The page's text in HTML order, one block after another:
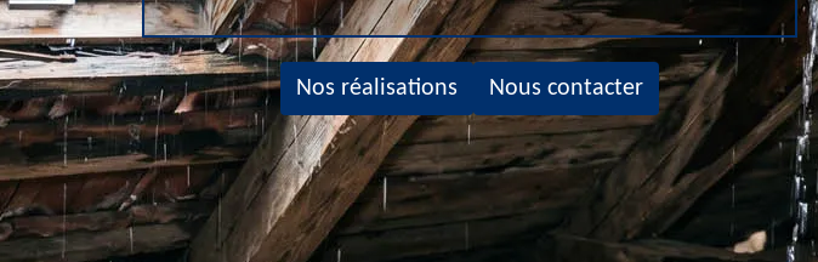
Nos réalisations Nous contacter